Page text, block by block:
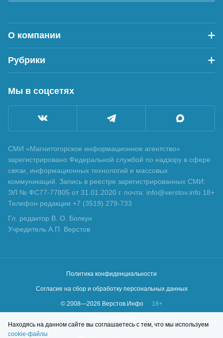
О компании
Рубрики
Мы в соцсетях
СМИ «Магнитогорское информационное агентство»
зарегистрировано Федеральной службой по надзору в сфере
связи, информационных технологий и массовых
коммуникаций. Запись в реестре зарегистрированных СМИ:
ЭЛ № ФС77-77805 от 31.01.2020 г. почта: info@verstov.info 18+
Телефон редакции +7 (3519) 279-733
Гл. редактор В. О. Болкун
Учредитель А.П. Верстов
Политика конфиденциальности
Согласие на сбор и обработку персональных данных
© 2008—2026 Верстов.Инфо
18+
Находясь на данном сайте вы соглашаетесь с тем, что мы используем
cookie-файлы